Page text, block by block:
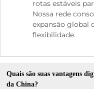
rotas estáveis
Nossa rede
expansão global
flexibilidade.
Quais são suas vantagens
da China?